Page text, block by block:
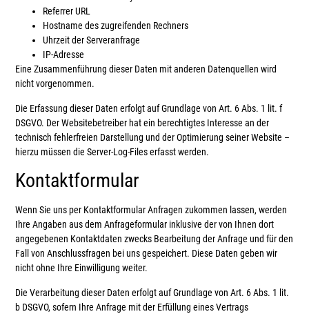
Referrer URL
Hostname des zugreifenden Rechners
Uhrzeit der Serveranfrage
IP-Adresse
Eine Zusammenführung dieser Daten mit anderen Datenquellen wird
nicht vorgenommen.
Die Erfassung dieser Daten erfolgt auf Grundlage von Art. 6 Abs. 1 lit. f
DSGVO. Der Websitebetreiber hat ein berechtigtes Interesse an der
technisch fehlerfreien Darstellung und der Optimierung seiner Website –
hierzu müssen die Server-Log-Files erfasst werden.
Kontaktformular
Wenn Sie uns per Kontaktformular Anfragen zukommen lassen, werden
Ihre Angaben aus dem Anfrageformular inklusive der von Ihnen dort
angegebenen Kontaktdaten zwecks Bearbeitung der Anfrage und für den
Fall von Anschlussfragen bei uns gespeichert. Diese Daten geben wir
nicht ohne Ihre Einwilligung weiter.
Die Verarbeitung dieser Daten erfolgt auf Grundlage von Art. 6 Abs. 1 lit.
b DSGVO, sofern Ihre Anfrage mit der Erfüllung eines Vertrags